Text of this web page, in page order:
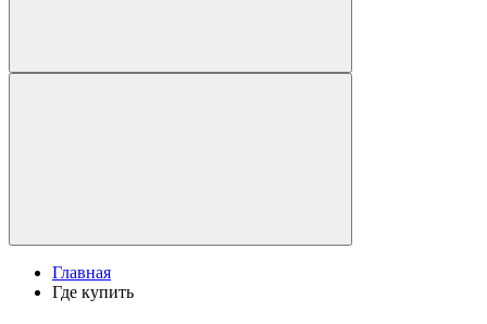
Главная
Где купить